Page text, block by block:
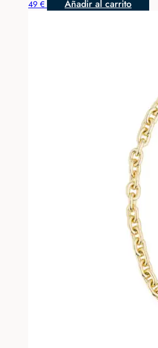
49 € Añadir al carrito